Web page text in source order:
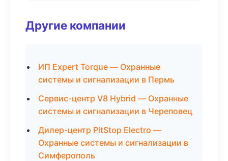
Другие компании
ИП Expert Torque — Охранные
системы и сигнализации в Пермь
Сервис-центр V8 Hybrid — Охранные
системы и сигнализации в Череповец
Дилер-центр PitStop Electro —
Охранные системы и сигнализации в
Симферополь